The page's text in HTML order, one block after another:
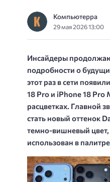
Компьютерра
29 мая 2026 13:00
Инсайдеры
подробности о
этот раз в сети
18 Pro и iPhone 18 Pro
расцветках. Главной
стать новый оттенок
темно-вишневый
использован в